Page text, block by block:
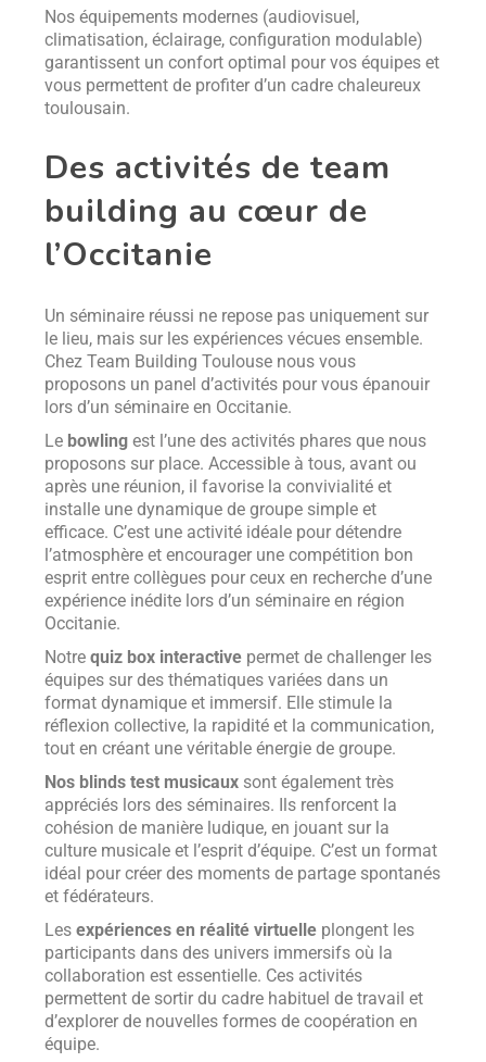
Nos équipements modernes (audiovisuel,
climatisation, éclairage, configuration modulable)
garantissent un confort optimal pour vos équipes et
vous permettent de profiter d’un cadre chaleureux
toulousain.
Des activités de team
building au cœur de
l’Occitanie
Un séminaire réussi ne repose pas uniquement sur
le lieu, mais sur les expériences vécues ensemble.
Chez Team Building Toulouse nous vous
proposons un panel d’activités pour vous épanouir
lors d’un séminaire en Occitanie.
Le bowling est l’une des activités phares que nous
proposons sur place. Accessible à tous, avant ou
après une réunion, il favorise la convivialité et
installe une dynamique de groupe simple et
efficace. C’est une activité idéale pour détendre
l’atmosphère et encourager une compétition bon
esprit entre collègues pour ceux en recherche d’une
expérience inédite lors d’un séminaire en région
Occitanie.
Notrequiz box interactive permet de challenger les
équipes sur des thématiques variées dans un
format dynamique et immersif. Elle stimule la
réflexion collective, la rapidité et la communication,
tout en créant une véritable énergie de groupe.
Nos blinds test musicaux sont également très
appréciés lors des séminaires. Ils renforcent la
cohésion de manière ludique, en jouant sur la
culture musicale et l’esprit d’équipe. C’est un format
idéal pour créer des moments de partage spontanés
et fédérateurs.
Lesexpériences en réalité virtuelle plongent les
participants dans des univers immersifs où la
collaboration est essentielle. Ces activités
permettent de sortir du cadre habituel de travail et
d’explorer de nouvelles formes de coopération en
équipe.